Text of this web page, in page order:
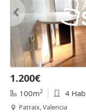
1.200€
100m2 4 Hab
Patraix, Valencia